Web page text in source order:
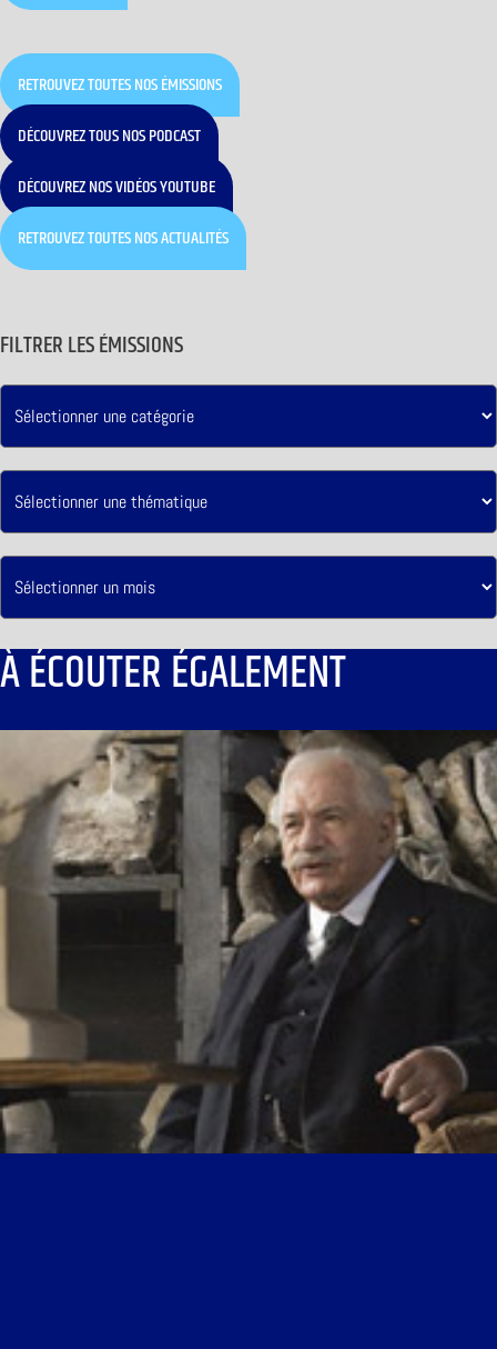
RETROUVEZ TOUTES NOS ÉMISSIONS
DÉCOUVREZ TOUS NOS PODCAST
DÉCOUVREZ NOS VIDÉOS YOUTUBE
RETROUVEZ TOUTES NOS ACTUALITÉS
FILTRER LES ÉMISSIONS
À ÉCOUTER ÉGALEMENT